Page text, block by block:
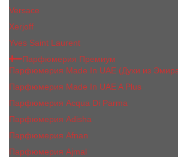
Versace
Xerjoff
Yves Saint Laurent
Парфюмерия Премиум
Парфюмерия Made In UAE (Духи из
Парфюмерия Made In UAE A Plus
Парфюмерия Acqua Di Parma
Парфюмерия Adisha
Парфюмерия Afnan
Парфюмерия Ajmal